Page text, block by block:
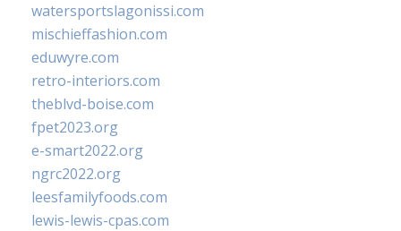
watersportslagonissi.com
mischieffashion.com
eduwyre.com
retro-interiors.com
theblvd-boise.com
fpet2023.org
e-smart2022.org
ngrc2022.org
leesfamilyfoods.com
lewis-lewis-cpas.com